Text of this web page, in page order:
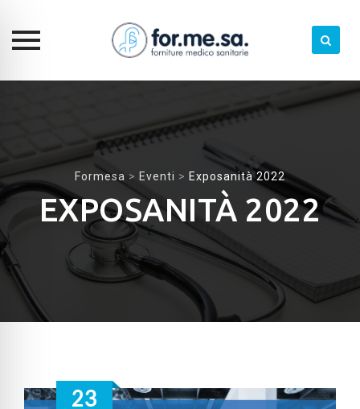
Formesa > Eventi > Exposanità 2022
EXPOSANITÀ 2022
23